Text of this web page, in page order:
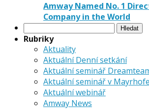
Amway Named No. 1
Company in the World
Vyhledávání
Rubriky
Aktuality
Aktuální Denní setkání
Aktuální seminář
Aktuální seminář v
Aktuální webinář
Amway News